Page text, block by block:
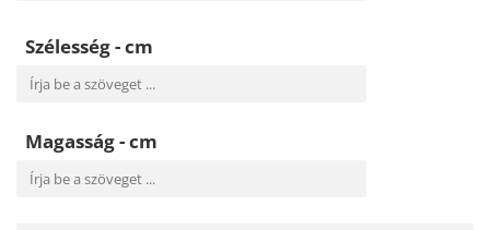
Szélesség - cm
Magasság - cm